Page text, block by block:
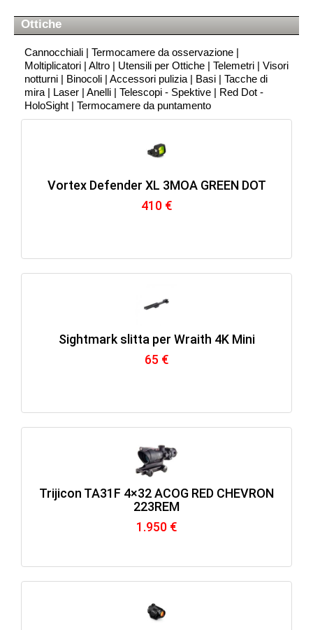
Ottiche
Cannocchiali | Termocamere da osservazione |
Moltiplicatori | Altro | Utensili per Ottiche | Telemetri | Visori
notturni | Binocoli | Accessori pulizia | Basi | Tacche di
mira | Laser | Anelli | Telescopi - Spektive | Red Dot -
HoloSight | Termocamere da puntamento
Vortex Defender XL 3MOA GREEN DOT
410 €
Sightmark slitta per Wraith 4K Mini
65 €
Trijicon TA31F 4×32 ACOG RED CHEVRON
223REM
1.950 €